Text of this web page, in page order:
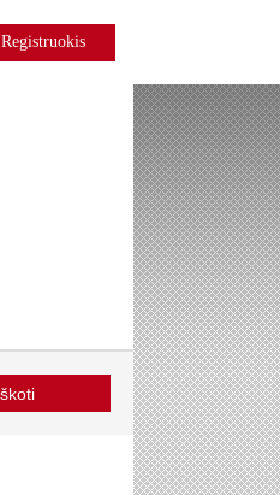
Registruokis